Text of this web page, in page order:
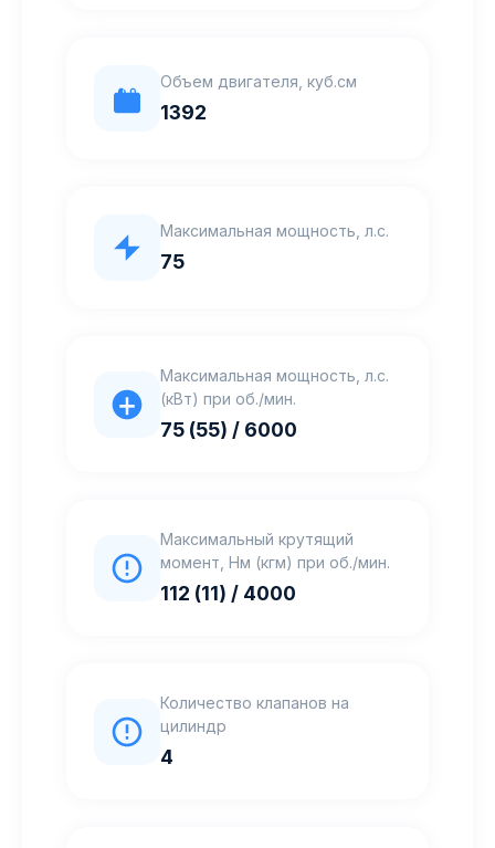
Объем двигателя, куб.см
1392
Максимальная мощность, л.с.
75
Максимальная мощность, л.с.
(кВт) при об./мин.
75 (55) / 6000
Максимальный крутящий
момент, Нм (кгм) при об./мин.
112 (11) / 4000
Количество клапанов на
цилиндр
4